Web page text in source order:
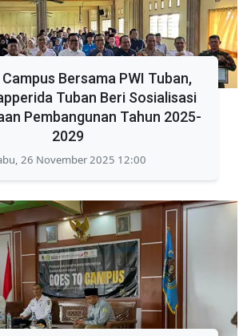
Bersama PWI Tuban,
Tuban Beri Sosialisasi
Pembangunan Tahun 2025-
2029
26 November 2025 12:00